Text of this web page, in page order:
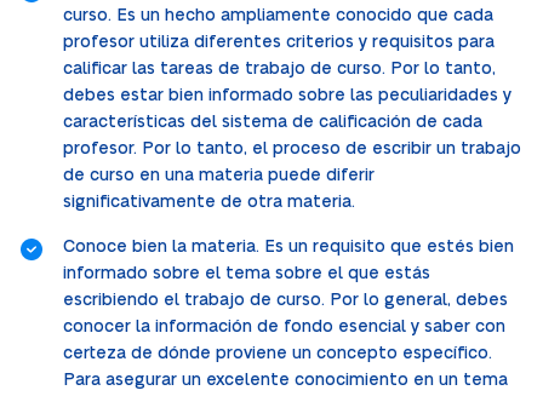
curso. Es un hecho ampliamente conocido que cada
profesor utiliza diferentes criterios y requisitos para
calificar las tareas de trabajo de curso. Por lo tanto,
debes estar bien informado sobre las peculiaridades y
características del sistema de calificación de cada
profesor. Por lo tanto, el proceso de escribir un trabajo
de curso en una materia puede diferir
significativamente de otra materia.
Conoce bien la materia. Es un requisito que estés bien
informado sobre el tema sobre el que estás
escribiendo el trabajo de curso. Por lo general, debes
conocer la información de fondo esencial y saber con
certeza de dónde proviene un concepto específico.
Para asegurar un excelente conocimiento en un tema